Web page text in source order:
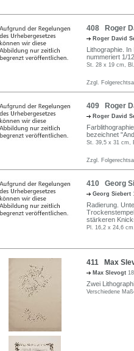
408 Roger
Roger David
Lithographie.
nummeriert 1/
St. 28 x 19 cm,
Zzgl.
409 Roger
Roger David
bezeichnet
St. 39,5 x 31 cm,
Zzgl.
410 Georg
Georg Siebert
Radierung.
stärkeren
Pl. 16,2 x 24,6
411 Max
Max Slevogt
Zwei
Verschiedene